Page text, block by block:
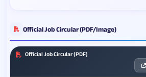
Official Job Circular (PDF/Image)
Official Job Circular (PDF)